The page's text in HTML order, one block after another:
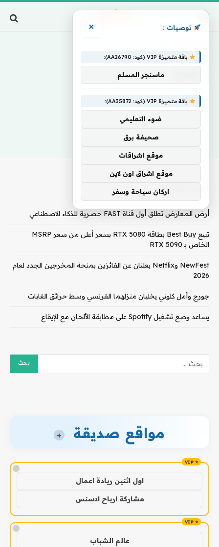
أحدث المقالات
أرض المعارض تطلق أول قناة FAST حصرية للذكاء الاصطناعي
تبيع Best Buy بطاقة RTX 5080 بسعر أعلى من سعر MSRP
الخاص بـ RTX 5090
NewFest وNetflix يعلنان عن الفائزين بمنحة المخرجين الجدد لعام
2026
جورج وأمل كلوني يخليان منزلهما الفرنسي وسط حرائق الغابات
يساعد وضع تشغيل Spotify على مطابقة الألحان مع الإيقاع
مواقع صديقة +
!
اول اثنين ريادة اعمال
مشاركة ارباح ادسنس
!
عالم الشباب
توصيات : ×
باقة متميزة VIP (كود: AA26790):
ماسنجر المسلم
باقة متميزة VIP (كود: AA35872):
ضوء التعليمي
صحيفة برق
موقع اشراقات
موقع اشراق اون لاين
اركان سياحة وسفر